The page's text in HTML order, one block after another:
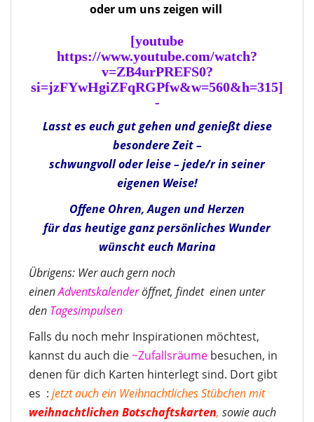
oder um uns zeigen will
[youtube
https://www.youtube.com/watch?
v=ZB4urPREFS0?
si=jzFYwHgiZFqRGPfw&w=560&h=315]
-
Lasst es euch gut gehen und genießt diese
besondere Zeit –
schwungvoll oder leise – jede/r in seiner
eigenen Weise!
Offene Ohren, Augen und Herzen
für das heutige ganz persönliches Wunder
wünscht euch Marina
Übrigens: Wer auch gern noch
einenAdventskalenderöffnet, findet einen unter
den Tagesimpulsen
Falls du noch mehr Inspirationen möchtest,
kannst du auch die~Zufallsräume besuchen, in
denen für dich Karten hinterlegt sind. Dort gibt
es : jetzt auch ein Weihnachtliches Stübchen mit
weihnachtlichen Botschaftskarten, sowie auch